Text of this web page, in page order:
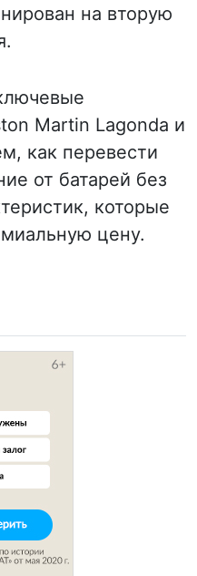
на вторую
Martin Lagonda и
как перевести
от батарей без
которые
цену.